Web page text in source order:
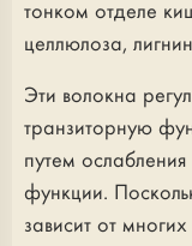
тонком отделе
целлюлоза,
Эти волокна
транзиторную
путем
функции.
зависит от